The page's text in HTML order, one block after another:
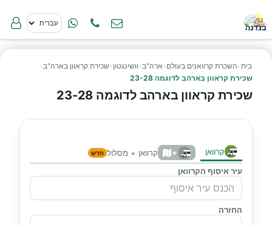
בית› השכרת קרוואנים בעולם › ארה"ב› וושינגטון ›שכירת קראוון בארה"ב›
שכירת קראוון בארהב לדוגמה 23-28
שכירת קראוון בארהב לדוגמה 23-28
קרוואן + קרוואן + מסלול חדש
עיר איסוף הקרוואן
החזרה